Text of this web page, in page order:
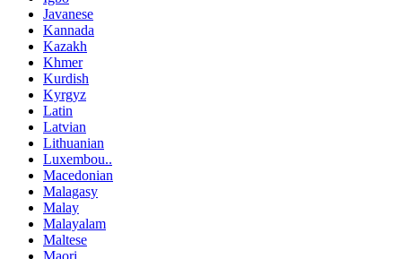
Javanese
Kannada
Kazakh
Khmer
Kurdish
Kyrgyz
Latin
Latvian
Lithuanian
Luxembou..
Macedonian
Malagasy
Malay
Malayalam
Maltese
Maori